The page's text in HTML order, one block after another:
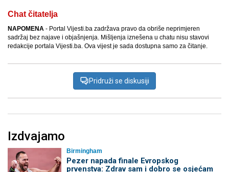
Chat čitatelja
NAPOMENA - Portal Vijesti.ba zadržava pravo da obriše neprimjeren
sadržaj bez najave i objašnjenja. Mišljenja iznešena u chatu nisu stavovi
redakcije portala Vijesti.ba. Ova vijest je sada dostupna samo za čitanje.
Pridruži se diskusiji
Izdvajamo
Birmingham
Pezer napada finale Evropskog
prvenstva: Zdrav sam i dobro se osjećam